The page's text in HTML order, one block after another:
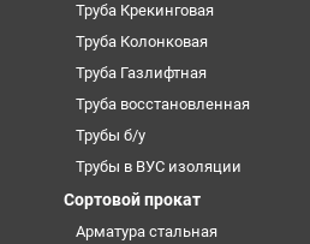
Труба Крекинговая
Труба Колонковая
Труба Газлифтная
Труба восстановленная
Трубы б/у
Трубы в ВУС изоляции
Сортовой прокат
Арматура стальная